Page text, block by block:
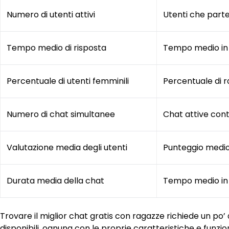
Numero di utenti attivi Utenti che
Tempo medio di risposta Tempo medio
Percentuale di utenti femminili Percentuale di
Numero di chat simultanee Chat attive
Valutazione media degli utenti Punteggio
Durata media della chat Tempo medio
Trovare il miglior chat gratis con ragazze richiede un